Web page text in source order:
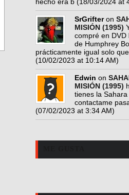
SrGrifteron
MISIÓN (1995)
compré en DVD
de Humphrey
prácticamente igual solo
(10/02/2023 at 10:14 AM)
Edwin on
MISIÓN (1995)
tienes la
contactame
(07/02/2023 at 3:34 AM)